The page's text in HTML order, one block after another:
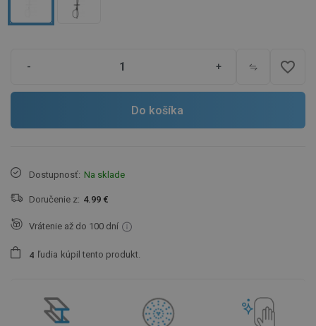
- + favorite_border
Do košíka
Dostupnosť: Na sklade
Doručenie z: 4.99 €
Vrátenie až do 100 dní
4 ľudia kúpil tento produkt.